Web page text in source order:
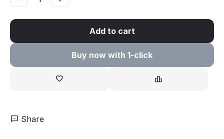
Add to cart
Buy now with 1-click
Share